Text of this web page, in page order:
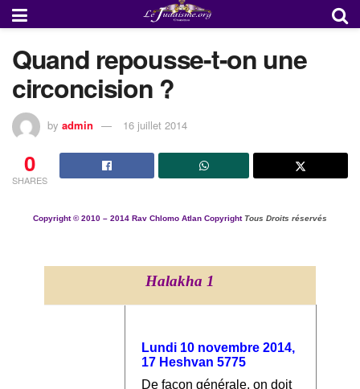
Quand repousse-t-on une
circoncision ?
by admin 16 juillet 2014
0
SHARES
Copyright ©2010 – 2014 Rav Chlomo Atlan Copyright Tous Droits réservés
Halakha 1
Lundi 10 novembre 2014,
17 Heshvan 5775
De façon générale, on doit